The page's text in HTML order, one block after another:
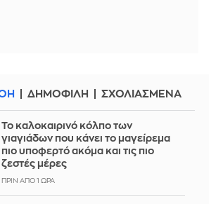
ΔΗΜΟΦΙΛΗ ΣΧΟΛΙΑΣΜΕΝΑ
Το καλοκαιρινό κόλπο των
γιαγιάδων που κάνει το μαγείρεμα
πιο υποφερτό ακόμα και τις πιο
ζεστές μέρες
ΠΡΙΝ ΑΠΌ 1 ΏΡΑ